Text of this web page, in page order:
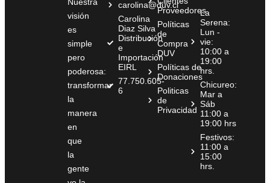
visión
es
simple
pero
poderosa:
transformar
la
manera
en
que
la
gente
carolina@duv.cl
Carolina
Diaz Silva
Distribución
e
Importación
EIRL
77.750.605-
6
Proveedores
Políticas
de
Compra
DUV
Políticas de
Donaciones
Politicas
de
Privacidad
La
Serena:
Lun -
vie:
10:00 a
19:00
hrs.
Chicureo:
Mar a
Sáb
11:00 a
19:00 hrs
Festivos:
11:00 a
15:00
hrs.